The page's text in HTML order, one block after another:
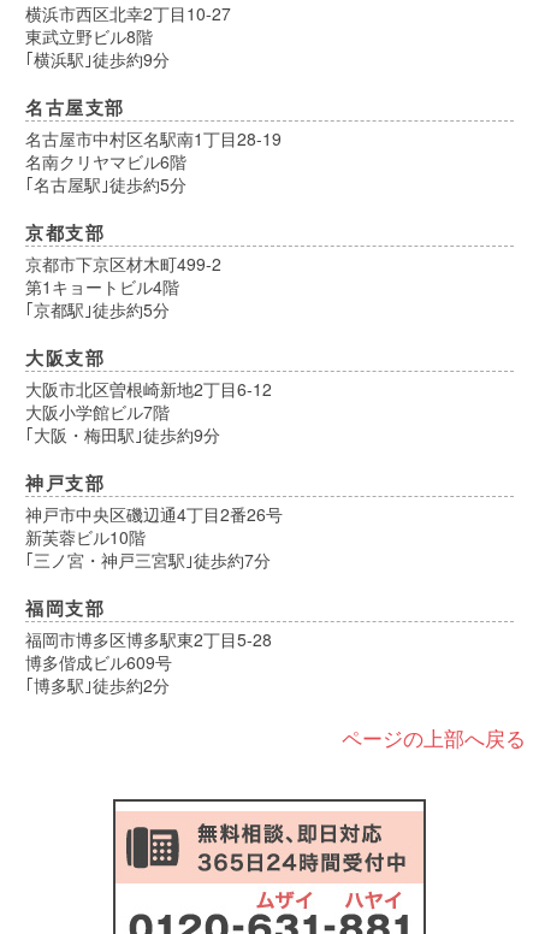
横浜市西区北幸2丁目10-27
東武立野ビル8階
｢横浜駅｣徒歩約9分
名古屋支部
名古屋市中村区名駅南1丁目28-19
名南クリヤマビル6階
｢名古屋駅｣徒歩約5分
京都支部
京都市下京区材木町499-2
第1キョートビル4階
｢京都駅｣徒歩約5分
大阪支部
大阪市北区曽根崎新地2丁目6-12
大阪小学館ビル7階
｢大阪・梅田駅｣徒歩約9分
神戸支部
神戸市中央区磯辺通4丁目2番26号
新芙蓉ビル10階
｢三ノ宮・神戸三宮駅｣徒歩約7分
福岡支部
福岡市博多区博多駅東2丁目5-28
博多偕成ビル609号
｢博多駅｣徒歩約2分
ページの上部へ戻る